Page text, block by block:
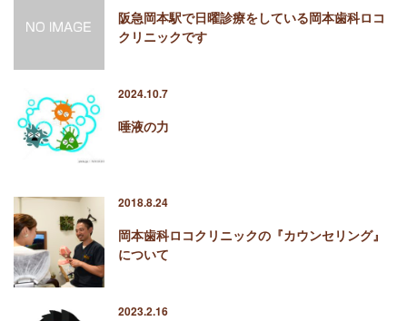
阪急岡本駅で日曜診療をしている岡本歯科ロコ
クリニックです
2024.10.7
唾液の力
2018.8.24
岡本歯科ロコクリニックの『カウンセリング』
について
2023.2.16